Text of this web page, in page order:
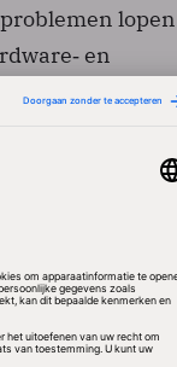
lopen
en
IT.